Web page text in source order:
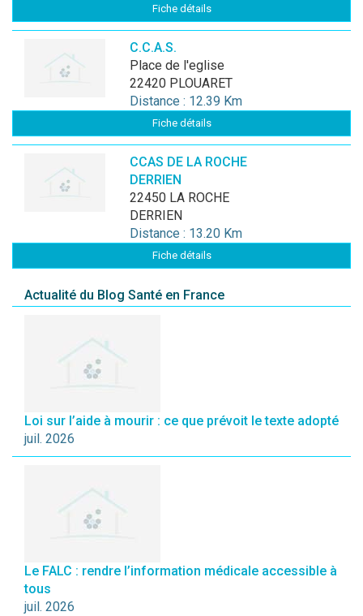
Fiche détails
C.C.A.S.
place de l'eglise
22420 PLOUARET
Distance : 12.39 Km
Fiche détails
CCAS DE LA ROCHE
DERRIEN
22450 LA ROCHE
DERRIEN
Distance : 13.20 Km
Fiche détails
Actualité du Blog Santé en France
Loi sur l’aide à mourir : ce que prévoit le texte adopté
juil. 2026
Le FALC : rendre l’information médicale accessible à
tous
juil. 2026